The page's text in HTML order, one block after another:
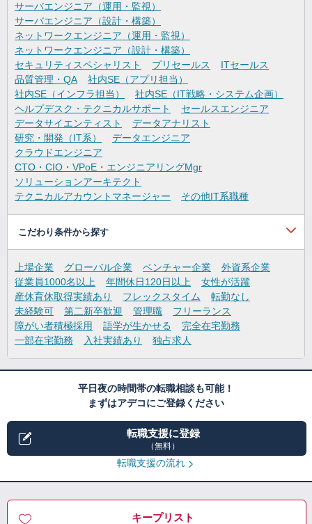
サーバエンジニア（運用・監視）
サーバエンジニア（設計・構築）
ネットワークエンジニア（運用・監視）
ネットワークエンジニア（設計・構築）
セキュリティスペシャリスト
プリセールス
ITセールス
品質管理・QA
社内SE（アプリ担当）
社内SE（インフラ担当）
社内SE（IT戦略・システム企画）
ヘルプデスク・テクニカルサポート
セールスエンジニア
データサイエンティスト
データアナリスト
研究・開発（IT系）
データエンジニア
クラウドエンジニア
CTO・CIO・VPoE・エンジニアリングMgr
ソリューションアーキテクト
テクニカルアカウントマネージャー
その他IT系職種
こだわり条件から探す
上場企業 グローバル企業 ベンチャー企業
外資系企業
従業員1000名以上
年間休日120日以上
女性が活躍
産休育休取得実績あり
フレックスタイム
転勤なし
未経験可
第二新卒歓迎 管理職
フリーランス
障がい者積極採用
語学が生かせる
完全在宅勤務
一部在宅勤務
入社実績あり 独占求人
平日夜の時間帯の転職相談も可能！
まずはアデコにご登録ください
転職支援に登録
（無料）
転職支援の流れ
キープリスト